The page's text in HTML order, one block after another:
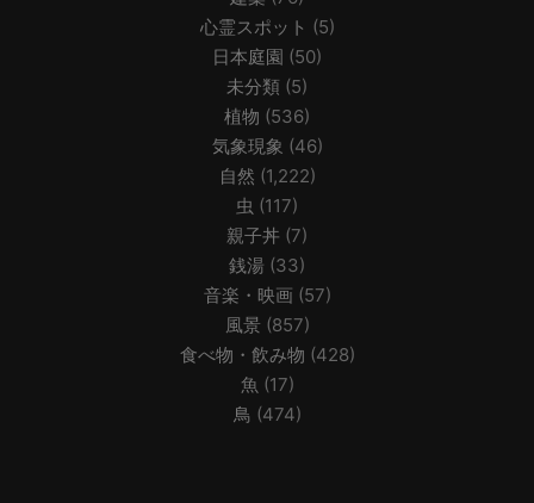
心霊スポット (5)
日本庭園 (50)
未分類 (5)
植物 (536)
気象現象 (46)
自然 (1,222)
虫 (117)
親子丼 (7)
銭湯 (33)
音楽・映画 (57)
風景(857)
食べ物・飲み物 (428)
魚 (17)
鳥 (474)